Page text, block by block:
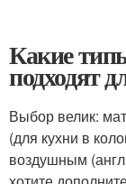
Какие
подходят
Выбор велик:
(для кухни в
воздушным